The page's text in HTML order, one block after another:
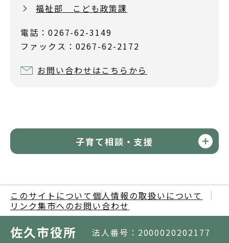
福祉部 こども政策課
電話：0267-62-3149
ファックス：0267-62-2172
お問い合わせはこちらから
子育て相談・支援
このサイトについて 個人情報の取扱いについて
リンク集市へのお問い合わせ
佐久市役所 法人番号：2000020202177